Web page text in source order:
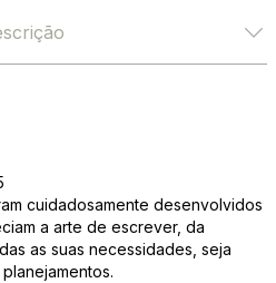
cuidadosamente desenvolvidos
a arte de escrever, da
as suas necessidades, seja